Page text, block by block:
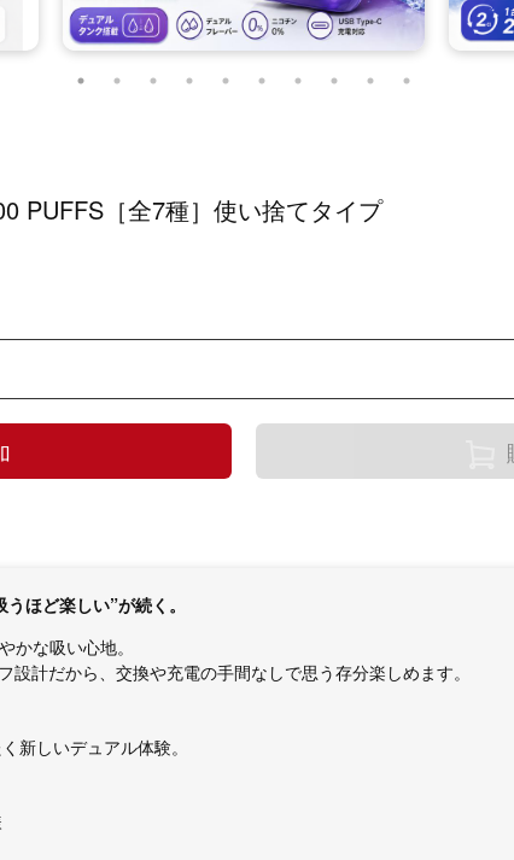
PUFFS［全7種］使い捨てタイプ
ほど楽しい”が続く。
かな吸い心地。
計だから、交換や充電の手間なしで思う存分楽しめます。
新しいデュアル体験。